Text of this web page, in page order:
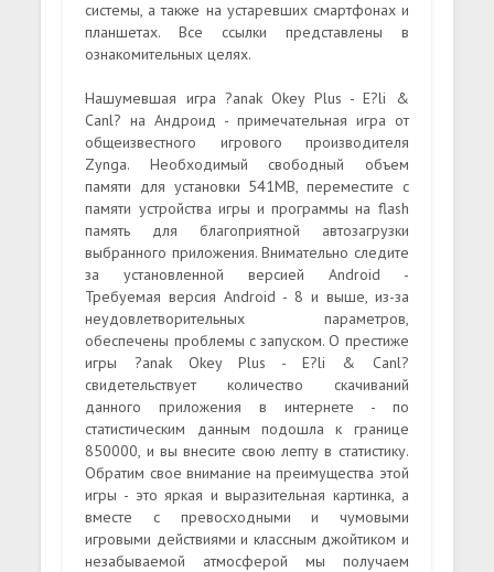
системы, а также на устаревших смартфонах и
планшетах. Все ссылки представлены в
ознакомительных целях.
Нашумевшая игра ?anak Okey Plus - E?li &
Canl? на Андроид - примечательная игра от
общеизвестного игрового производителя
Zynga. Необходимый свободный объем
памяти для установки 541MB, переместите с
памяти устройства игры и программы на flash
память для благоприятной автозагрузки
выбранного приложения. Внимательно следите
за установленной версией Android -
Требуемая версия Android - 8 и выше, из-за
неудовлетворительных параметров,
обеспечены проблемы с запуском. О престиже
игры ?anak Okey Plus - E?li & Canl?
свидетельствует количество скачиваний
данного приложения в интернете - по
статистическим данным подошла к границе
850000, и вы внесите свою лепту в статистику.
Обратим свое внимание на преимущества этой
игры - это яркая и выразительная картинка, а
вместе с превосходными и чумовыми
игровыми действиями и классным джойтиком и
незабываемой атмосферой мы получаем